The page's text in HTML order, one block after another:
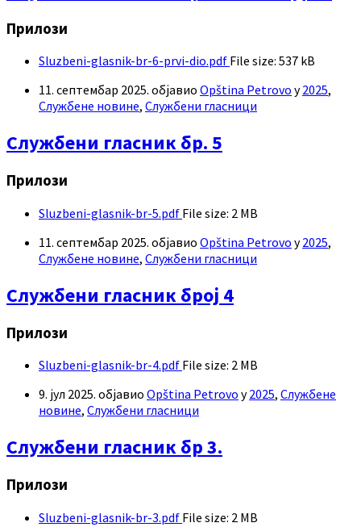
Прилози
Sluzbeni-glasnik-br-6-prvi-dio.pdf File size: 537 kB
11. септембар 2025. објавио Opština Petrovo у2025,
Службене новине, Службени гласници
Службени гласник бр. 5
Прилози
Sluzbeni-glasnik-br-5.pdf File size: 2 MB
11. септембар 2025. објавио Opština Petrovo у2025,
Службене новине, Службени гласници
Службени гласник број 4
Прилози
Sluzbeni-glasnik-br-4.pdf File size: 2 MB
9. јул 2025. објавио Opština Petrovo у2025, Службене
новине, Службени гласници
Службени гласник бр 3.
Прилози
Sluzbeni-glasnik-br-3.pdf File size: 2 MB